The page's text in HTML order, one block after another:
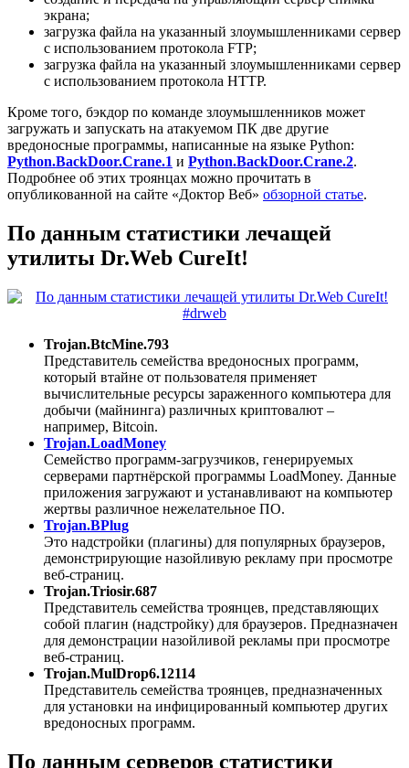
экрана;
загрузка файла на указанный злоумышленниками сервер
с использованием протокола FTP;
загрузка файла на указанный злоумышленниками сервер
с использованием протокола HTTP.
Кроме того, бэкдор по команде злоумышленников может
загружать и запускать на атакуемом ПК две другие
вредоносные программы, написанные на языке Python:
Python.BackDoor.Crane.1 и Python.BackDoor.Crane.2.
Подробнее об этих троянцах можно прочитать в
опубликованной на сайте «Доктор Веб» обзорной статье.
По данным статистики лечащей
утилиты Dr.Web CureIt!
Trojan.BtcMine.793
Представитель семейства вредоносных программ,
который втайне от пользователя применяет
вычислительные ресурсы зараженного компьютера для
добычи (майнинга) различных криптовалют –
например, Bitcoin.
Trojan.LoadMoney
Семейство программ-загрузчиков, генерируемых
серверами партнёрской программы LoadMoney. Данные
приложения загружают и устанавливают на компьютер
жертвы различное нежелательное ПО.
Trojan.BPlug
Это надстройки (плагины) для популярных браузеров,
демонстрирующие назойливую рекламу при просмотре
веб-страниц.
Trojan.Triosir.687
Представитель семейства троянцев, представляющих
собой плагин (надстройку) для браузеров. Предназначен
для демонстрации назойливой рекламы при просмотре
веб-страниц.
Trojan.MulDrop6.12114
Представитель семейства троянцев, предназначенных
для установки на инфицированный компьютер других
вредоносных программ.
По данным серверов статистики